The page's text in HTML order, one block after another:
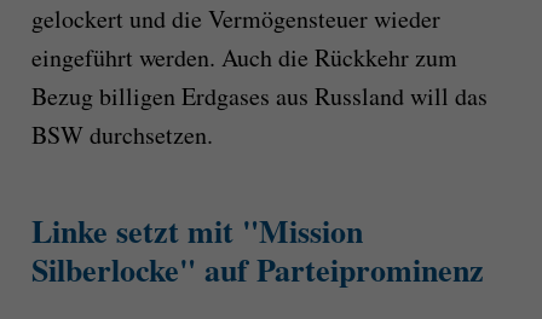
gelockert und die Vermögensteuer wieder
eingeführt werden. Auch die Rückkehr zum
Bezug billigen Erdgases aus Russland will das
BSW durchsetzen.
Linke setzt mit "Mission
Silberlocke" auf Parteiprominenz